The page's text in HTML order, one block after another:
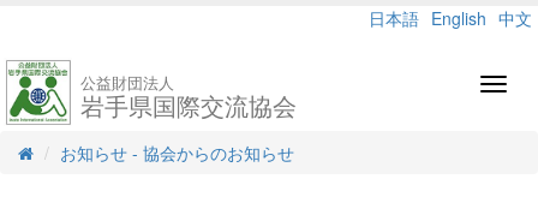
日本語 English 中文
公益財団法人
岩手県国際交流協会
お知らせ - 協会からのお知らせ